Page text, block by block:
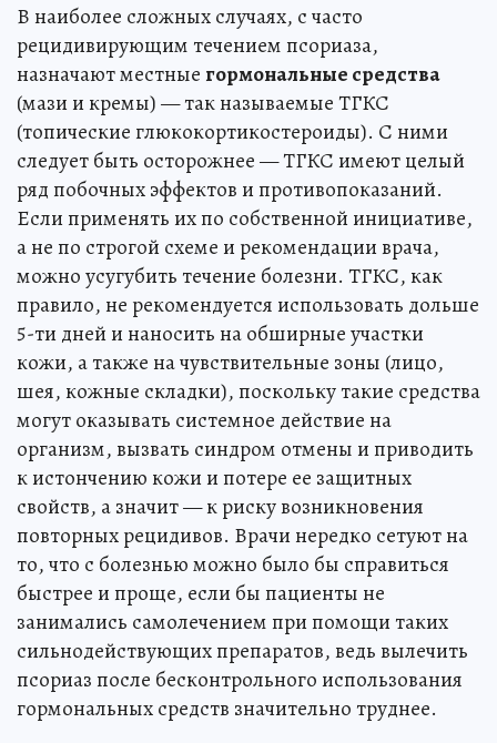
В наиболее сложных случаях, с часто
рецидивирующим течением псориаза,
назначают местные гормональные средства
(мази и кремы) — так называемые ТГКС
(топические глюкокортикостероиды). С ними
следует быть осторожнее — ТГКС имеют целый
ряд побочных эффектов и противопоказаний.
Если применять их по собственной инициативе,
а не по строгой схеме и рекомендации врача,
можно усугубить течение болезни. ТГКС, как
правило, не рекомендуется использовать дольше
5-ти дней и наносить на обширные участки
кожи, а также на чувствительные зоны (лицо,
шея, кожные складки), поскольку такие средства
могут оказывать системное действие на
организм, вызвать синдром отмены и приводить
к истончению кожи и потере ее защитных
свойств, а значит — к риску возникновения
повторных рецидивов. Врачи нередко сетуют на
то, что с болезнью можно было бы справиться
быстрее и проще, если бы пациенты не
занимались самолечением при помощи таких
сильнодействующих препаратов, ведь вылечить
псориаз после бесконтрольного использования
гормональных средств значительно труднее.